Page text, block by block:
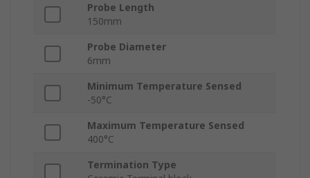
Probe Length
150mm
Probe Diameter
6mm
Minimum Temperature Sensed
-50°C
Maximum Temperature Sensed
400°C
Termination Type